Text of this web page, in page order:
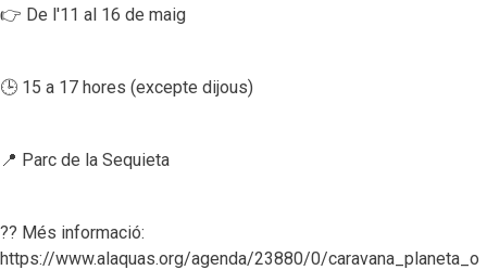
👉 De l'11 al 16 de maig
🕒 15 a 17 hores (excepte dijous)
📍 Parc de la Sequieta
?? Més informació:
https://www.alaquas.org/agenda/23880/0/caravana_planeta_o